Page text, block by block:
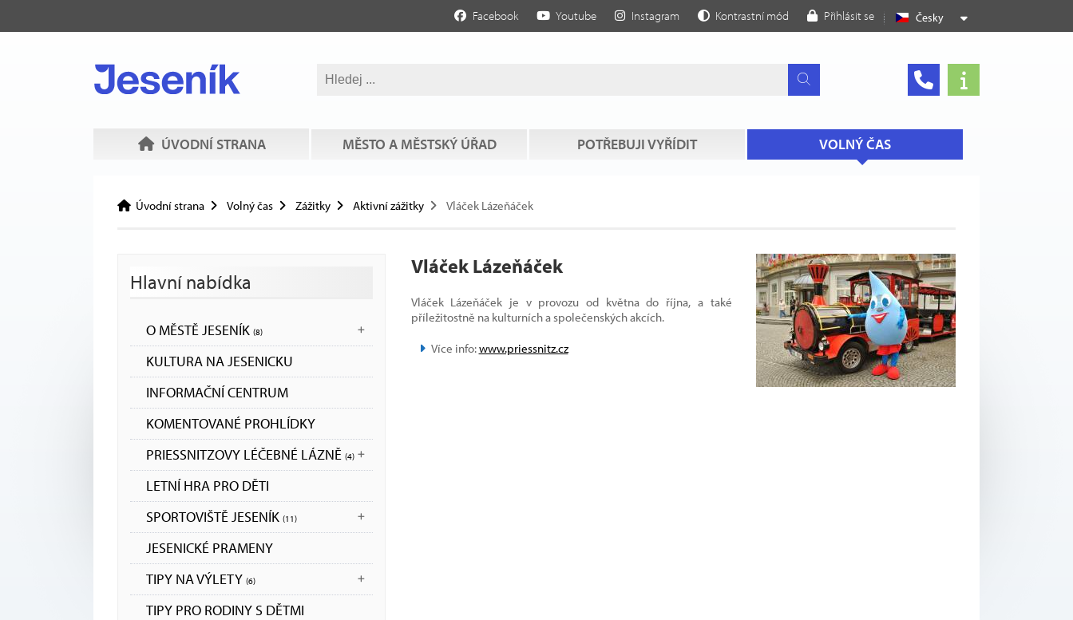
Česky
Facebook Youtube Instagram Kontrastní mód Přihlásit se
ÚVODNÍ STRANA MĚSTO A MĚSTSKÝ ÚŘAD POTŘEBUJI VYŘÍDIT VOLNÝ ČAS
Úvodní strana Volný čas Zážitky Aktivní zážitky Vláček Lázeňáček
Hlavní nabídka
O MĚSTĚ JESENÍK (8)
KULTURA NA JESENICKU
INFORMAČNÍ CENTRUM
KOMENTOVANÉ PROHLÍDKY
PRIESSNITZOVY LÉČEBNÉ LÁZNĚ (4)
LETNÍ HRA PRO DĚTI
SPORTOVIŠTĚ JESENÍK (11)
JESENICKÉ PRAMENY
TIPY NA VÝLETY (6)
TIPY PRO RODINY S DĚTMI
Vláček Lázeňáček
Vláček Lázeňáček je v provozu od května do října, a také
příležitostně na kulturních a společenských akcích.
Více info:www.priessnitz.cz